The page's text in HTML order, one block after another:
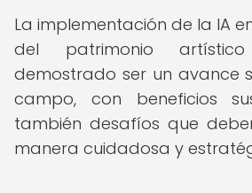
La implementación de la IA
del patrimonio
demostrado ser un avance
campo, con beneficios
también desafíos que
manera cuidadosa y